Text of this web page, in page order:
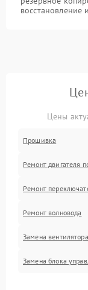
Цены
Прошивка
Ремонт двигателя
Ремонт
Ремонт волновода
Замена вентилятора
Замена блока